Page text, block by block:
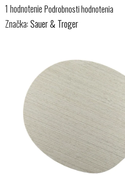
Priemerné
hodnotenie
hviezdičiek.
1 hodnotenie Podrobnosti hodnotenia
Značka:Sauer & Troger